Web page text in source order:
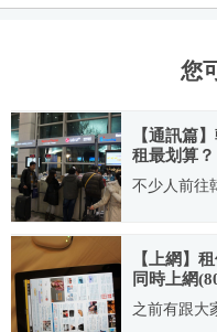
您
【通訊篇
租最划算
你！)
不少人前往
2012.07.21
【上網】
同時上網
WiBro
之前有跟大